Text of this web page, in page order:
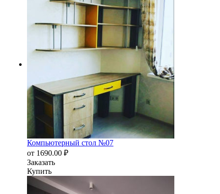
Компьютерный стол №07
от 1690.00 ₽
Заказать
Купить